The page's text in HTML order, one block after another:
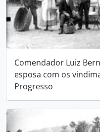
Comendador Luiz
esposa com os
Progresso